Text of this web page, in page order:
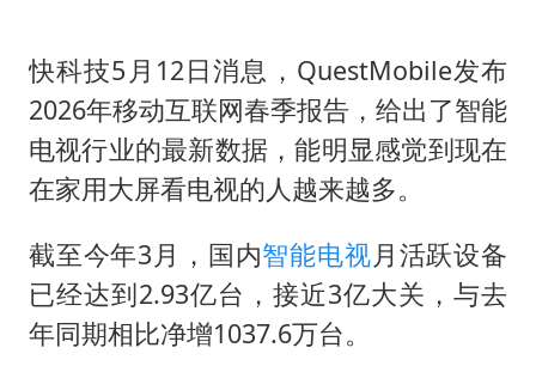
杭州全市有序停课
陈思诚零点晒照为佟丽娅庆生
夏日经济乘“热”而上 消费市场向“新”而行
身体出现这几个信号可能是肝在求救
宇树王兴兴被问了360多个问题
快科技5月12日消息，QuestMobile发布
2026年移动互联网春季报告，给出了智能
电视行业的最新数据，能明显感觉到现在
在家用大屏看电视的人越来越多。
截至今年3月，国内智能电视月活跃设备
已经达到2.93亿台，接近3亿大关，与去
年同期相比净增1037.6万台。